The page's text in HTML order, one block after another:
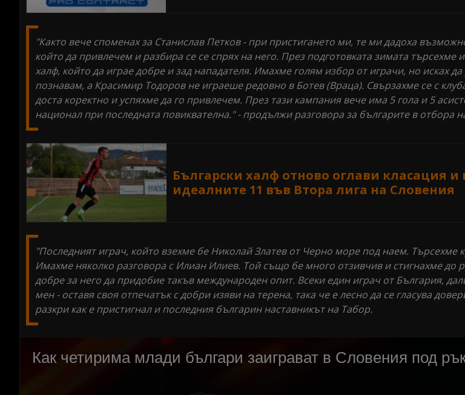
"Както вече споменах за Станислав Петков - при пристигането ми, те ми дадоха
който да привлечем и разбира се се спрях на него. През подготовката зимата търсехме
халф, който да играе добре и зад нападателя. Имахме голям избор от играчи, но исках
познавам, а Красимир Тодоров не играеше редовно в Ботев (Враца). Свързахме се с
доста коректно и успяхме да го привлечем. През тази кампания вече има 5 гола и 5
национал при последната повиквателна." - продължи разговора за българите в отбора
Български халф отново оглави класация и
идеалните 11 във Втора лига на Словения
"Последният играч, който взехме бе Николай Златев от Черно море под наем. Търсехме
Имахме няколко разговора с Илиан Илиев. Той също бе много отзивчив и стигнахме до
добре за него да придобие такъв международен опит. Всеки един играч от България,
мен - оставя своя отпечатък с добри изяви на терена, така че е лесно да се гласува
разкри как е пристигнал и последния българин наставникът на Табор.